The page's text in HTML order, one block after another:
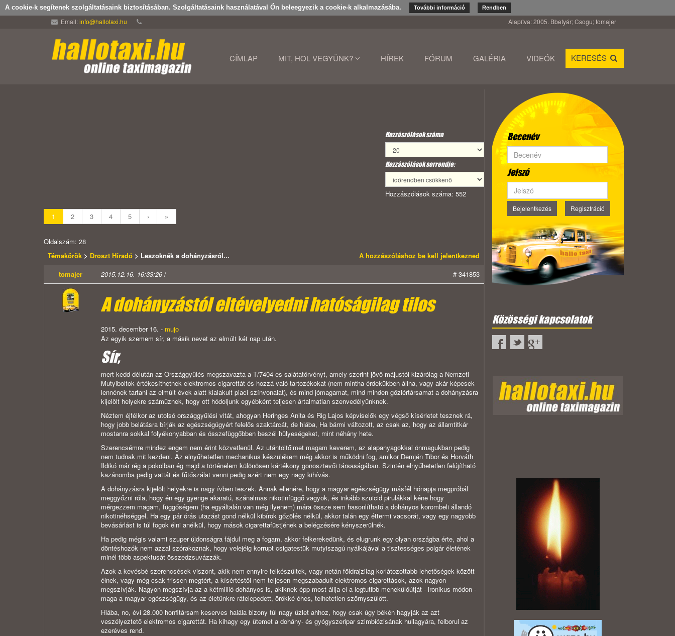
A cookie-k segítenek szolgáltatásaink biztosításában. Szolgáltatásaink használatával Ön beleegyezik a cookie-k alkalmazásába. További információ Rendben
Email:info@hallotaxi.hu Alapítva: 2005. Bbetyár; Csogu; tomajer
CÍMLAP MIT, HOL VEGYÜNK? HÍREK FÓRUM GALÉRIA VIDEÓK KERESÉS
Hozzászólások száma
Hozzászólások sorrendje:
Hozzászólások száma: 552
1 2 3 4 5 › »
Oldalszám: 28
Témakörök > Droszt Híradó > Leszoknék a dohányzásról...
A hozzászóláshoz be kell jelentkezned
tomajer
2015.12.16. 16:33:26/ # 341853
A dohányzástól eltévelyedni hatóságilag tilos
2015. december 16. - mujo
Az egyik szemem sír, a másik nevet az elmúlt két nap után.
Sír,
mert kedd délután az Országgyűlés megszavazta a T/7404-es salátatörvényt, amely szerint jövő májustól kizárólag a Nemzeti
Mutyiboltok értékesíthetnek elektromos cigarettát és hozzá való tartozékokat (nem mintha érdekükben állna, vagy akár képesek
lennének tartani az elmúlt évek alatt kialakult piaci színvonalat), és mind jómagamat, mind minden gőzlértársamat a dohányzásra
kijelölt helyekre száműznek, hogy ott hódoljunk egyébként teljesen ártalmatlan szenvedélyünknek.
Néztem éjfélkor az utolsó országgyűlési vitát, ahogyan Heringes Anita és Rig Lajos képviselők egy végső kísérletet tesznek rá,
hogy jobb belátásra bírják az egészségügyért felelős szaktárcát, de hiába, Ha bármi változott, az csak az, hogy az államtitkár
mostanra sokkal folyékonyabban és összefüggőbben beszél hülyeségeket, mint néhány hete.
Szerencsémre mindez engem nem érint közvetlenül. Az utántöltőimet magam keverem, az alapanyagokkal önmagukban pedig
nem tudnak mit kezdeni. Az elnyűhetetlen mechanikus készülékem még akkor is működni fog, amikor Demjén Tibor és Horváth
Ildikó már rég a pokolban ég majd a történelem különösen kártékony gonosztevői társaságában. Szintén elnyűhetetlen felújítható
kazánomba pedig vattát és fűtőszálat venni pedig azért nem egy nagy kihívás.
A dohányzásra kijelölt helyekre is nagy ívben teszek. Annak ellenére, hogy a magyar egészségügy másfél hónapja megpróbál
meggyőzni róla, hogy én egy gyenge akaratú, szánalmas nikotinfüggő vagyok, és inkább szuicid pirulákkal kéne hogy
mérgezzem magam, függőségem (ha egyáltalán van még ilyenem) mára össze sem hasonlítható a dohányos korombeli állandó
nikotinéhséggel. Ha egy pár órás utazást gond nélkül kibírok gőzölés nélkül, akkor talán egy éttermi vacsorát, vagy egy nagyobb
bevásárlást is túl fogok élni anélkül, hogy mások cigarettafüstjének a belégzésére kényszerülnék.
Ha pedig mégis valami szuper újdonságra fájdul meg a fogam, akkor felkerekedünk, és elugrunk egy olyan országba érte, ahol a
döntéshozók nem azzal szórakoznak, hogy velejéig korrupt csigatestük mutyiszagú nyálkájával a tisztességes polgár életének
minél több aspektusát összedzsuvázzák.
Azok a kevésbé szerencsések viszont, akik nem ennyire felkészültek, vagy netán földrajzilag korlátozottabb lehetőségek között
élnek, vagy még csak frissen megtért, a kísértéstől nem teljesen megszabadult elektromos cigarettások, azok nagyon
megszívják. Nagyon megszívja az a kétmillió dohányos is, akiknek épp most állja el a legtutibb menekülőútját - ironikus módon -
maga a magyar egészségügy, és az életünkre rátelepedett, örökké éhes, telhetetlen szörnyszülött.
Hiába, no, évi 28.000 honfitársam keserves halála bizony túl nagy üzlet ahhoz, hogy csak úgy békén hagyják az azt
veszélyeztető elektromos cigarettát. Ha kihagy egy ütemet a dohány- és gyógyszeripar szimbiózisának hullagyára, felborul az
ezeréves rend.
Becenév
Jelszó
Bejelentkezés Regisztráció
Közösségi kapcsolatok